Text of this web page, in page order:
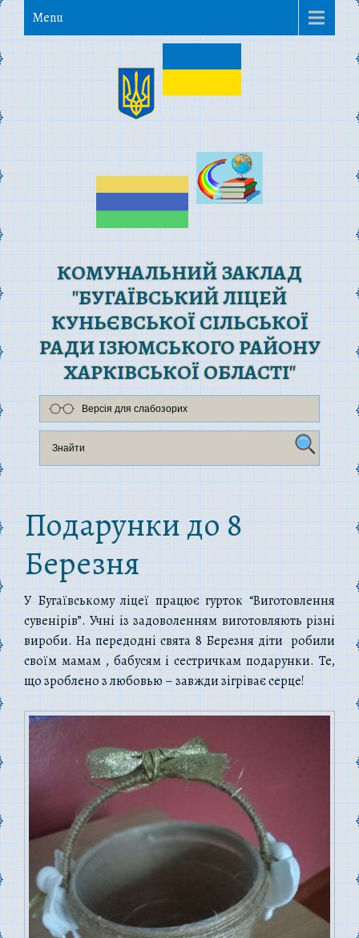
Menu
КОМУНАЛЬНИЙ ЗАКЛАД
"БУГАЇВСЬКИЙ ЛІЦЕЙ
КУНЬЄВСЬКОЇ СІЛЬСЬКОЇ
РАДИ ІЗЮМСЬКОГО РАЙОНУ
ХАРКІВСЬКОЇ ОБЛАСТІ"
Версія для слабозорих
Подарунки до 8
Березня
У Бугаївському ліцеї працює гурток “Виготовлення
сувенірів”. Учні із задоволенням виготовляють різні
вироби. На передодні свята 8 Березня діти робили
своїм мамам , бабусям і сестричкам подарунки. Те,
що зроблено з любовью – завжди зігріває серце!